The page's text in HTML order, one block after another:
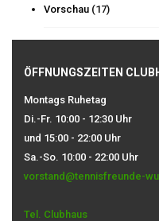
Vorschau (17)
ÖFFNUNGSZEITEN
Montags Ruhetag
Di.-Fr. 10:00 - 12:30 Uhr
und 15:00 - 22:00 Uhr
Sa.-So. 10:00 - 22:00 Uhr
vorstand@tennisfreunde-
Tel. Clubhaus